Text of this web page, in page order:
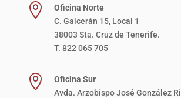

Oficina Norte
C. Galcerán 15, Local 1
38003 Sta. Cruz de Tenerife.
T. 822 065 705

Oficina Sur
Avda. Arzobispo José González